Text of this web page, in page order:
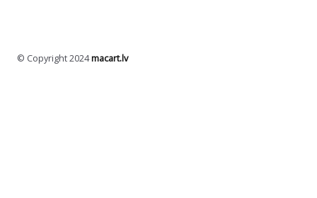
© Copyright 2024macart.lv